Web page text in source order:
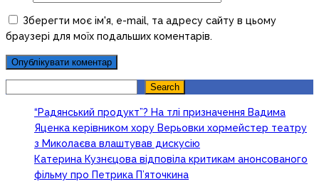
Зберегти моє ім'я, e-mail, та адресу сайту в цьому
браузері для моїх подальших коментарів.
Search
“Радянський продукт”? На тлі призначення Вадима
Яценка керівником хору Верьовки хормейстер театру
з Миколаєва влаштував дискусію
Катерина Кузнєцова відповіла критикам анонсованого
фільму про Петрика П’яточкина